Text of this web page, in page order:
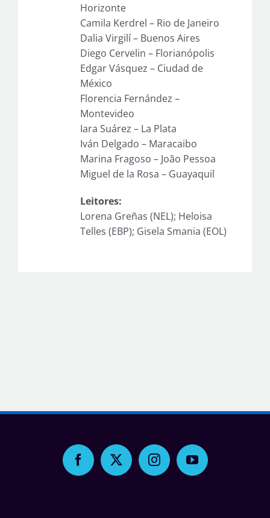
Horizonte
Camila Kerdrel – Rio de Janeiro
Dalia Virgilí – Buenos Aires
Diego Cervelin – Florianópolis
Edgar Vásquez – Ciudad de
México
Florencia Fernández –
Montevideo
Iara Suárez – La Plata
Iván Delgado – Maracaibo
Marina Fragoso – João Pessoa
Miguel de la Rosa – Guayaquil
Leitores:
Lorena Greñas (NEL); Heloisa
Telles (EBP); Gisela Smania (EOL)